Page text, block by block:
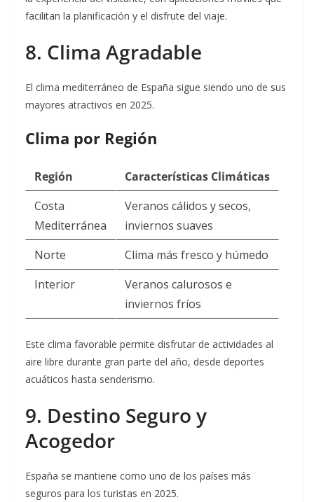
facilitan la planificación y el disfrute del viaje.
8. Clima Agradable
El clima mediterráneo de España sigue siendo uno de sus
mayores atractivos en 2025.
Clima por Región
Región
Características Climáticas
Costa
Mediterránea
Veranos cálidos y secos,
inviernos suaves
Norte
Clima más fresco y húmedo
Interior
Veranos calurosos e
inviernos fríos
Este clima favorable permite disfrutar de actividades al
aire libre durante gran parte del año, desde deportes
acuáticos hasta senderismo.
9. Destino Seguro y
Acogedor
España se mantiene como uno de los países más
seguros para los turistas en 2025.